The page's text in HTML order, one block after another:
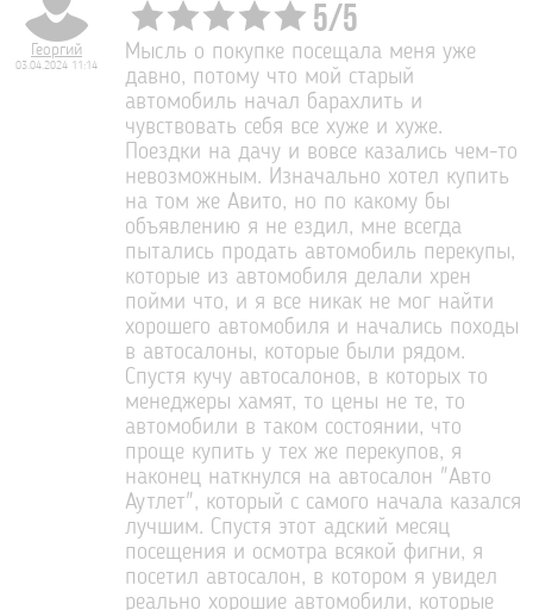
Георгий
03.04.2024 11:14
5/5
Мысль о покупке посещала меня уже
давно, потому что мой старый
автомобиль начал барахлить и
чувствовать себя все хуже и хуже.
Поездки на дачу и вовсе казались чем-то
невозможным. Изначально хотел купить
на том же Авито, но по какому бы
объявлению я не ездил, мне всегда
пытались продать автомобиль перекупы,
которые из автомобиля делали хрен
пойми что, и я все никак не мог найти
хорошего автомобиля и начались походы
в автосалоны, которые были рядом.
Спустя кучу автосалонов, в которых то
менеджеры хамят, то цены не те, то
автомобили в таком состоянии, что
проще купить у тех же перекупов, я
наконец наткнулся на автосалон "Авто
Аутлет", который с самого начала казался
лучшим. Спустя этот адский месяц
посещения и осмотра всякой фигни, я
посетил автосалон, в котором я увидел
реально хорошие автомобили, которые